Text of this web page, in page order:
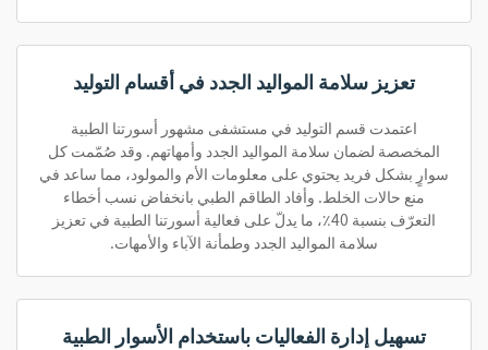
تعزيز سلامة المواليد الجدد في أقسام التوليد
اعتمدت قسم التوليد في مستشفى مشهور أسورتنا الطبية
المخصصة لضمان سلامة المواليد الجدد وأمهاتهم. وقد صُمّمت كل
سوارٍ بشكل فريد يحتوي على معلومات الأم والمولود، مما ساعد في
منع حالات الخلط. وأفاد الطاقم الطبي بانخفاض نسب أخطاء
التعرّف بنسبة 40٪، ما يدلّ على فعالية أسورتنا الطبية في تعزيز
سلامة المواليد الجدد وطمأنة الآباء والأمهات.
تسهيل إدارة الفعاليات باستخدام الأسوار الطبية